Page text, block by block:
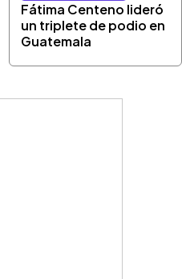
Fátima Centeno lideró
un triplete de podio en
Guatemala